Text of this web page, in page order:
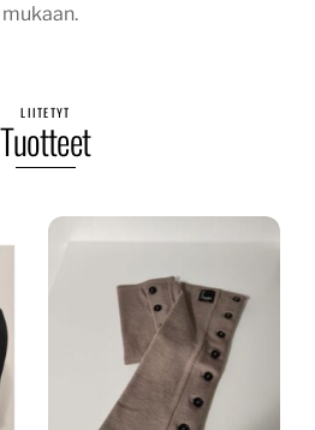
LIITETYT
Tuotteet